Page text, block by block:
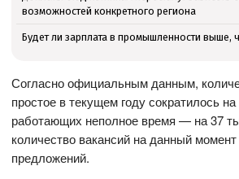
возможностей конкретного региона
Будет ли зарплата в промышленности выше,
Согласно официальным данным,
простое в текущем году сократилось
работающих неполное время — на 37
количество вакансий на данный
предложений.